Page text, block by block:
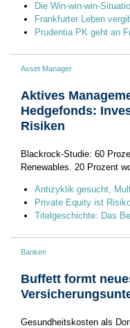
Die Win-win-win-
Frankfurter Leben
Prudentia PK geht an
Asset Manager
Aktives
Hedgefonds:
Risiken
Blackrock-Studie: 60
Renewables. 20 Prozent
Antizyklik gesucht,
Private Equity ist
Titelgeschichte: Das
Banken
Buffett formt
Gesundheitskosten als